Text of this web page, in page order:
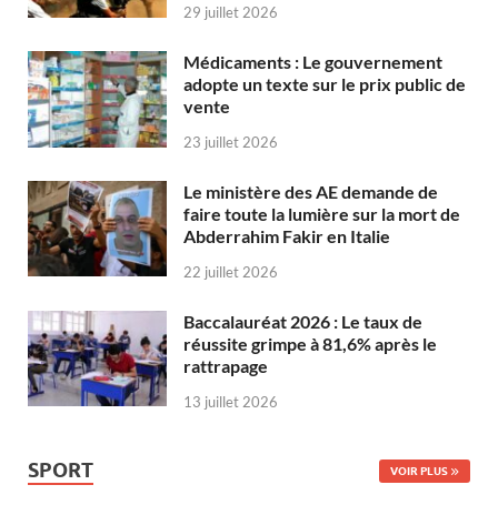
29 juillet 2026
Médicaments : Le gouvernement
adopte un texte sur le prix public de
vente
23 juillet 2026
Le ministère des AE demande de
faire toute la lumière sur la mort de
Abderrahim Fakir en Italie
22 juillet 2026
Baccalauréat 2026 : Le taux de
réussite grimpe à 81,6% après le
rattrapage
13 juillet 2026
SPORT VOIR PLUS